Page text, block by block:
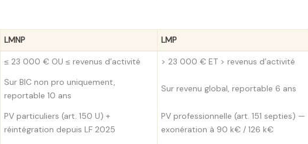
LMNP LMP
≤ 23 000 € OU ≤ revenus d’activité > 23 000 € ET > revenus d’activité
Sur BIC non pro uniquement,
reportable 10 ans
Sur revenu global, reportable 6 ans
PV particuliers (art. 150 U) +
réintégration depuis LF 2025
PV professionnelle (art. 151 septies) —
exonération à 90 k€ / 126 k€